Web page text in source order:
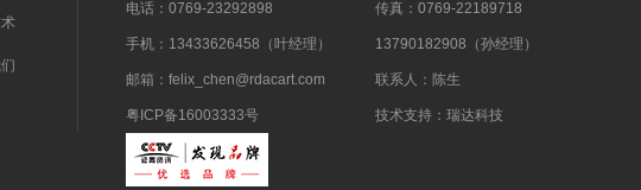
电话：0769-23292898 传真：0769-22189718
手机：13433626458（叶经理） 13790182908（孙经理）
邮箱：felix_chen@rdacart.com 联系人：陈生
粤ICP备16003333号 技术支持： 瑞达科技